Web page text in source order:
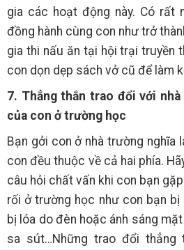
gia các hoạt động này. Có rất
đồng hành cùng con như trở
gia thi nấu ăn tại hội trại truyền
con dọn dẹp sách vở cũ để làm
7. Thẳng thắn trao đổi với
của con ở trường học
Bạn gởi con ở nhà trường nghĩa
con đều thuộc về cả hai phía.
câu hỏi chất vấn khi con bạn
rối ở trường học như con bạn bị
bị lóa do đèn hoặc ánh sáng
sa sút…Những trao đổi thẳng